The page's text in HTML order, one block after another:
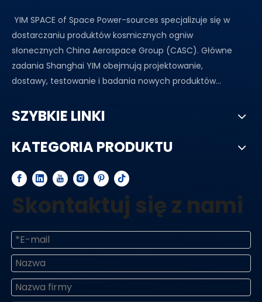
YIM SPACE of Space Power-sources specjalizuje się w
dostarczaniu produktów kosmicznych ogniw
słonecznych China Aerospace Group (CASC). Główne
zadania Shanghai YIM obejmują projektowanie,
dostawy, testowanie i badania nowych produktów...
SZYBKIE LINKI
KATEGORIA PRODUKTU
Skontaktuj się z nami